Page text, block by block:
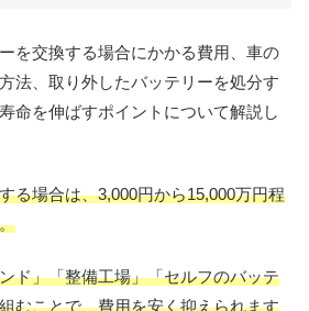
を交換する場合にかかる費用、車の
法、取り外したバッテリーを処分す
命を伸ばすポイントについて解説し
る場合は、3,000円から15,000万円程
ド」「整備工場」「セルフのバッテ
むことで、費用を安く抑えられます